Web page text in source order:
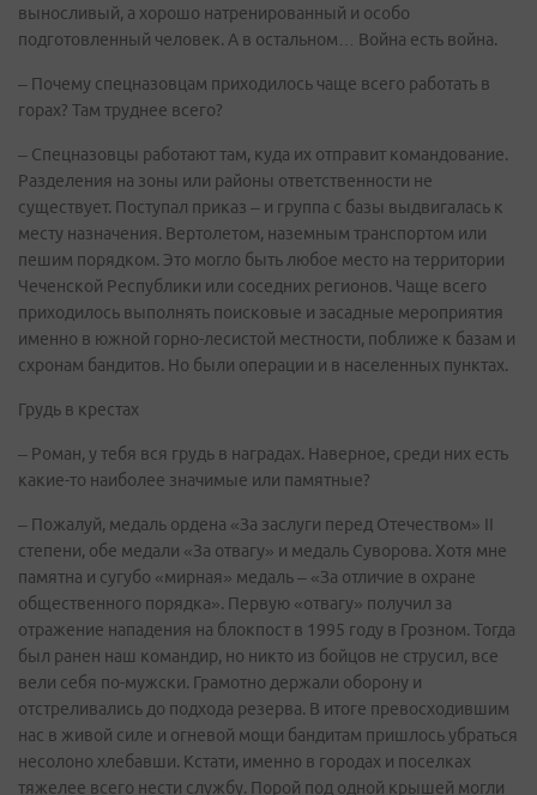
выносливый, а хорошо натренированный и особо
подготовленный человек. А в остальном… Война есть война.
– Почему спецназовцам приходилось чаще всего работать в
горах? Там труднее всего?
– Спецназовцы работают там, куда их отправит командование.
Разделения на зоны или районы ответственности не
существует. Поступал приказ – и группа с базы выдвигалась к
месту назначения. Вертолетом, наземным транспортом или
пешим порядком. Это могло быть любое место на территории
Чеченской Республики или соседних регионов. Чаще всего
приходилось выполнять поисковые и засадные мероприятия
именно в южной горно-лесистой местности, поближе к базам и
схронам бандитов. Но были операции и в населенных пунктах.
Грудь в крестах
– Роман, у тебя вся грудь в наградах. Наверное, среди них есть
какие-то наиболее значимые или памятные?
– Пожалуй, медаль ордена «За заслуги перед Отечеством» II
степени, обе медали «За отвагу» и медаль Суворова. Хотя мне
памятна и сугубо «мирная» медаль – «За отличие в охране
общественного порядка». Первую «отвагу» получил за
отражение нападения на блокпост в 1995 году в Грозном. Тогда
был ранен наш командир, но никто из бойцов не струсил, все
вели себя по-мужски. Грамотно держали оборону и
отстреливались до подхода резерва. В итоге превосходившим
нас в живой силе и огневой мощи бандитам пришлось убраться
несолоно хлебавши. Кстати, именно в городах и поселках
тяжелее всего нести службу. Порой под одной крышей могли